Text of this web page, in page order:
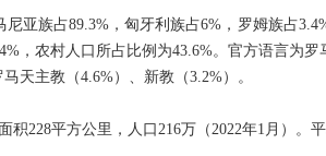
尼亚族占89.3%，匈牙利族占6%，罗姆族占
，农村人口所占比例为43.6%。官方语言为
天主教（4.6%）、新教（3.2%）。
积228平方公里，人口216万（2022年1月）。